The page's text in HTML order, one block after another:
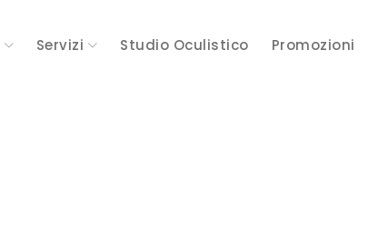
Servizi Studio Oculistico Promozioni